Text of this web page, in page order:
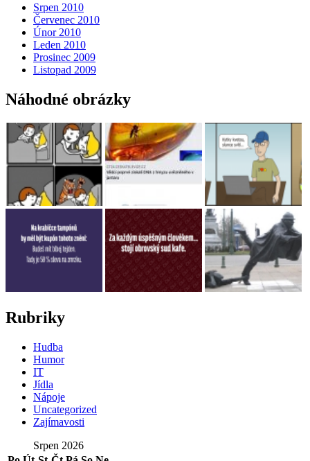
Srpen 2010
Červenec 2010
Únor 2010
Leden 2010
Prosinec 2009
Listopad 2009
Náhodné obrázky
Rubriky
Hudba
Humor
IT
Jídla
Nápoje
Uncategorized
Zajímavosti
Srpen 2026